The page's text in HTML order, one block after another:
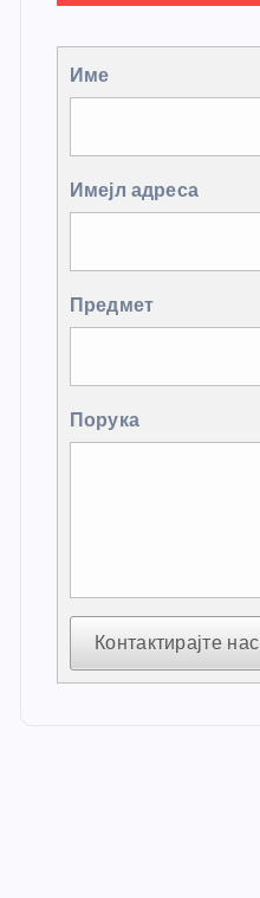
Име
Имејл адреса
Предмет
Порука
Контактирајте нас